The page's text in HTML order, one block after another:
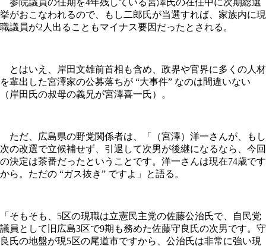
挙がおこなわれるので、もし二郎氏が当選すれば、家族内に現
職議員が2人出ることもマイナス要因だったとされる。
とはいえ、岸田文雄前首相も含め、政界や官界に多くの人材
を輩出した宮澤家の公募落ちが “大事件” なのは間違いない
（岸田氏の叔母の義兄が宮澤喜一氏）。
ただ、広島県の野党関係者は、「（宮澤）洋一さんが、もし
次の改選で立候補せず、引退して次男が後継になるなら、今回
の決定は茶番だったということです。洋一さんは現在74歳です
から。ただの “ガス抜き” ですよ」と語る。
「そもそも、5区の現職は立憲民主党の佐藤公治氏で、自民党
議員として旧広島3区で9期も務めた佐藤守良氏の次男です。守
良氏の地盤が現5区の尾道市ですから、公治氏は非常に強い現